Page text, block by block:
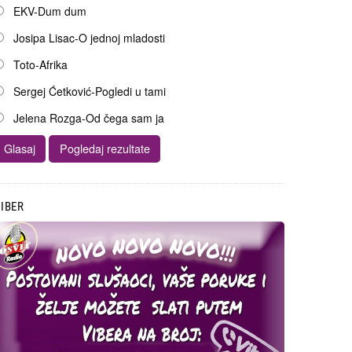
EKV-Dum dum
Josipa Lisac-O jednoj mladosti
Toto-Afrika
Sergej Ćetković-Pogledi u tami
Jelena Rozga-Od čega sam ja